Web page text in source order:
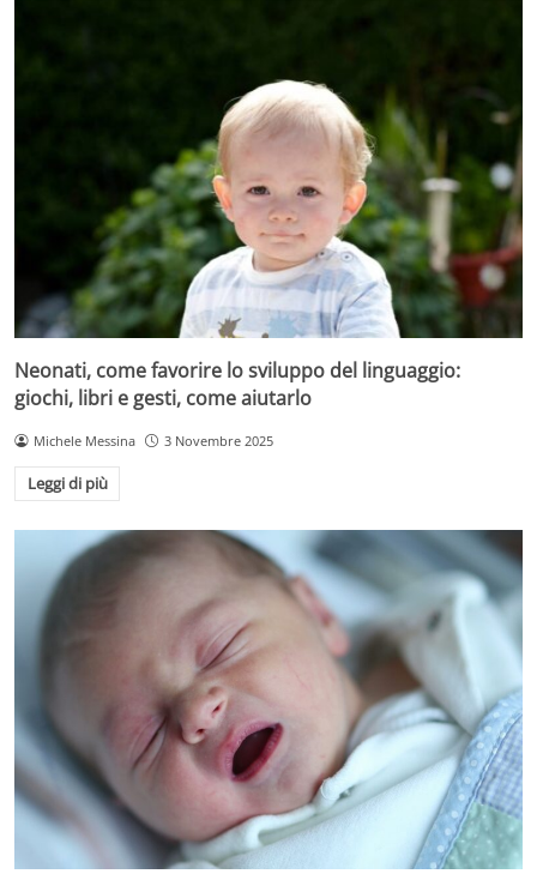
Neonati, come favorire lo sviluppo del linguaggio:
giochi, libri e gesti, come aiutarlo
Michele Messina 3 Novembre 2025
Leggi di più